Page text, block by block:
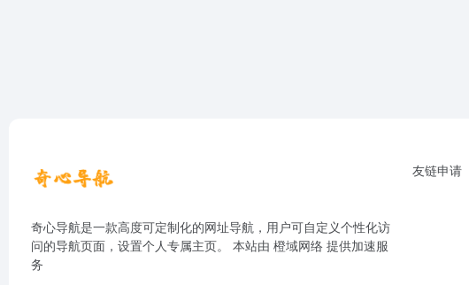
奇心导航是一款高度可定制化的网址导航，用户可自定义个性化访
问的导航页面，设置个人专属主页。 本站由 橙域网络 提供加速服
务
友链申请